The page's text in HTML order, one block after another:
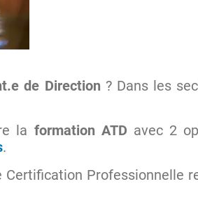
de Direction ? Dans les
la formation ATD avec 2
.
Professionnelle